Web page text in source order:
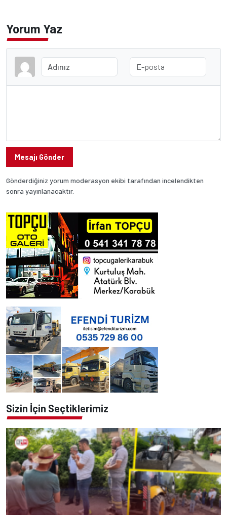
Yorum Yaz
Mesajı Gönder
Gönderdiğiniz yorum moderasyon ekibi tarafından incelendikten
sonra yayınlanacaktır.
Sizin İçin Seçtiklerimiz